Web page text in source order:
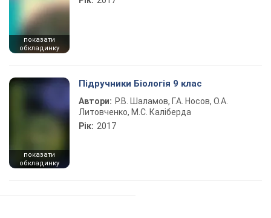
показати
обкладинку
показати
обкладинку
Підручники Біологія 9 клас
Автори: Р.В. Шаламов, Г.А. Носов, О.А.
Литовченко, М.С. Каліберда
Рік: 2017